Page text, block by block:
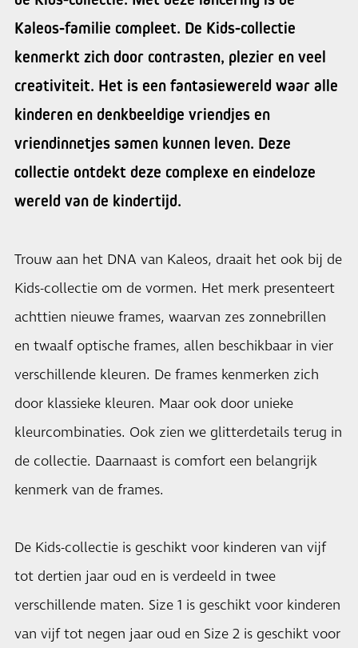
Kaleos-familie compleet. De Kids-collectie
kenmerkt zich door contrasten, plezier en veel
creativiteit. Het is een fantasiewereld waar alle
kinderen en denkbeeldige vriendjes en
vriendinnetjes samen kunnen leven. Deze
collectie ontdekt deze complexe en eindeloze
wereld van de kindertijd.
Trouw aan het DNA van Kaleos, draait het ook bij de
Kids-collectie om de vormen. Het merk presenteert
achttien nieuwe frames, waarvan zes zonnebrillen
en twaalf optische frames, allen beschikbaar in vier
verschillende kleuren. De frames kenmerken zich
door klassieke kleuren. Maar ook door unieke
kleurcombinaties. Ook zien we glitterdetails terug in
de collectie. Daarnaast is comfort een belangrijk
kenmerk van de frames.
De Kids-collectie is geschikt voor kinderen van vijf
tot dertien jaar oud en is verdeeld in twee
verschillende maten. Size 1 is geschikt voor kinderen
van vijf tot negen jaar oud en Size 2 is geschikt voor